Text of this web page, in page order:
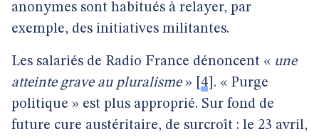
anonymes sont habitués à relayer, par
exemple, des initiatives militantes.
Les salariés de Radio France dénoncent « une
atteinte grave au pluralisme» 4 . « Purge
politique » est plus approprié. Sur fond de
future cure austéritaire, de surcroît : le 23 avril,